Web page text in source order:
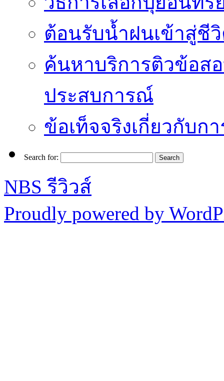
ต้อนรับน้ำฝนเข้าสู่ชี
ค้นหาบริการติวข้อส
ประสบการณ์
ข้อเท็จจริงเกี่ยวกับก
Search for:
NBS รีวิวส์
Proudly powered by